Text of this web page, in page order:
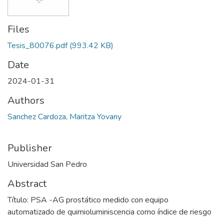
Files
Tesis_80076.pdf(993.42 KB)
Date
2024-01-31
Authors
Sanchez Cardoza, Maritza Yovany
Publisher
Universidad San Pedro
Abstract
Título: PSA -AG prostático medido con equipo
automatizado de quimioluminiscencia como índice de riesgo